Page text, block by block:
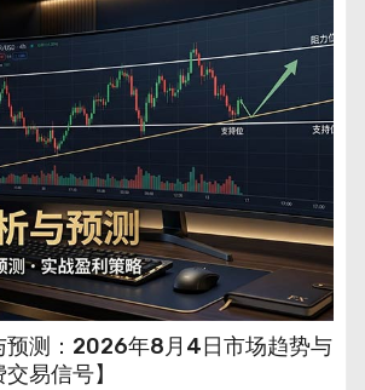
预测：2026年8月4日市场趋势与
易信号】